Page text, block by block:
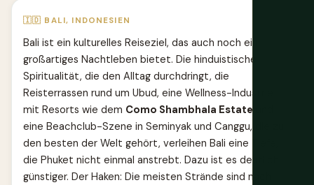
🇮🇩 BALI, INDONESIEN
Bali ist ein kulturelles Reiseziel, das auch noch ein
großartiges Nachtleben bietet. Die hinduistische
Spiritualität, die den Alltag durchdringt, die
Reisterrassen rund um Ubud, eine Wellness-Industrie
mit Resorts wie dem Como Shambhala Estate
eine Beachclub-Szene in Seminyak und Canggu, die zu
den besten der Welt gehört, verleihen Bali eine Tiefe,
die Phuket nicht einmal anstrebt. Dazu ist es deutlich
günstiger. Der Haken: Die meisten Strände sind nach